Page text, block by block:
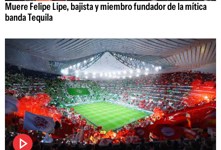
Muere Felipe Lipe, bajista y miembro fundador de la mítica
banda Tequila